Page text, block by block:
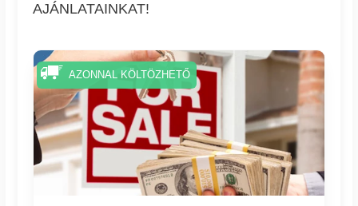
AJÁNLATAINKAT!
AZONNAL KÖLTÖZHETŐ